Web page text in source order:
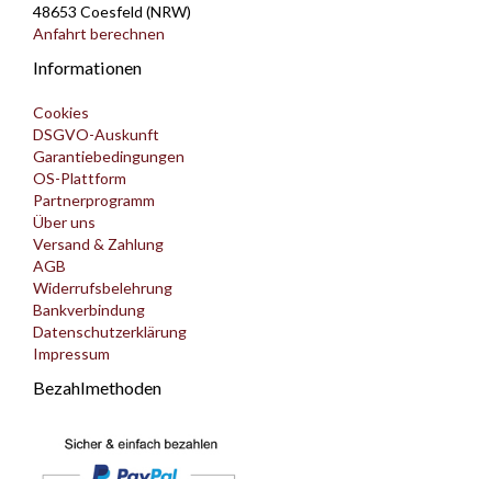
48653 Coesfeld (NRW)
Anfahrt berechnen
Informationen
Cookies
DSGVO-Auskunft
Garantiebedingungen
OS-Plattform
Partnerprogramm
Über uns
Versand & Zahlung
AGB
Widerrufsbelehrung
Bankverbindung
Datenschutzerklärung
Impressum
Bezahlmethoden